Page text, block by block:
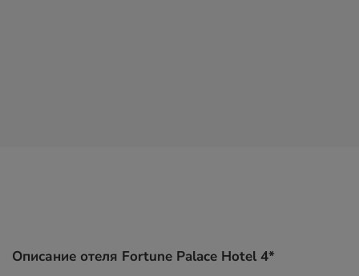
Описание отеля Fortune Palace Hotel 4*